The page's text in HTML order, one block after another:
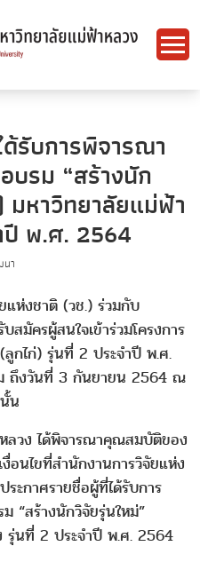
รับการพิจารณา
บรม “สร้างนัก
มหาวิทยาลัยแม่ฟ้า
พ.ศ. 2564
นา
งชาติ (วช.) ร่วมกับ
สมัครผู้สนใจเข้าร่วมโครงการ
กไก่) รุ่นที่ 2 ประจำปี พ.ศ.
ถึงวันที่ 3 กันยายน 2564 ณ
น
ง ได้พิจารณาคุณสมบัติของ
อนไขที่สำนักงานการวิจัยแห่ง
ะกาศรายชื่อผู้ที่ได้รับการ
“สร้างนักวิจัยรุ่นใหม่”
รุ่นที่ 2 ประจำปี พ.ศ. 2564